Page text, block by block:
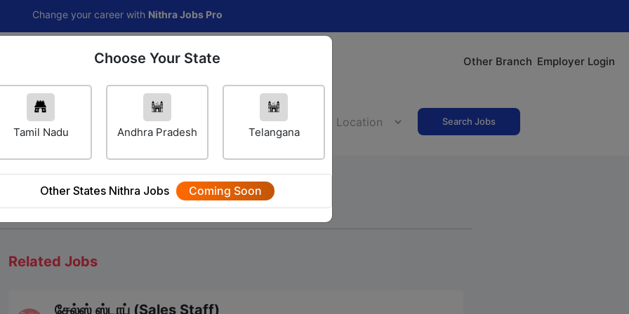
your career withNithra Jobs Pro
Jobs Career Navigator Other Branch Employer Login
Choose Your State
Tamil Nadu Andhra Pradesh Telangana
Other States Nithra Jobs Coming Soon
Search Jobs
We will update Soon
Related Jobs
சேல்ஸ் ஸ்டாப் (Sales Staff)